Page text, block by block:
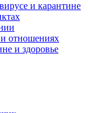
и карантине
отношениях
и здоровье